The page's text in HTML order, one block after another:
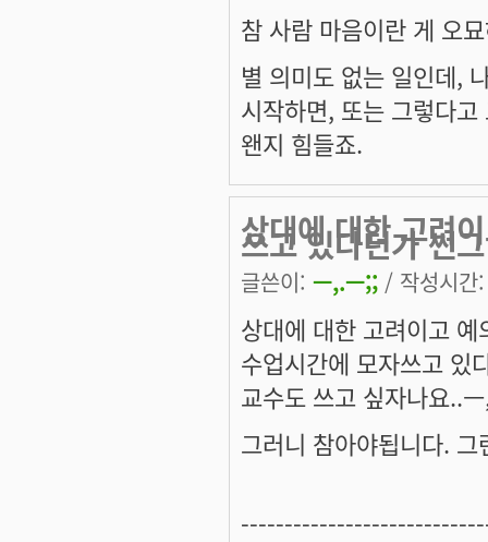
참 사람 마음이란 게 오
별 의미도 없는 일인데,
시작하면, 또는 그렇다
왠지 힘들죠.
상대에 대한 고려
쓰고 있다던가 썬그
글쓴이: ㅡ,.ㅡ;; / 작성시
상대에 대한 고려이고 예
수업시간에 모자쓰고 있
교수도 쓰고 싶자나요..
그러니 참아야됩니다.